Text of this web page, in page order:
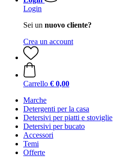
Login
Sei un nuovo cliente?
Crea un account
Carrello € 0,00
Marche
Detergenti per la casa
Detersivi per piatti e stoviglie
Detersivi per bucato
Accessori
Temi
Offerte